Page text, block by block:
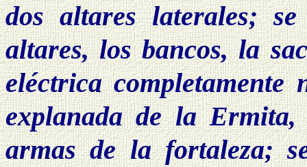
dos altares laterales;
altares, los bancos, la
eléctrica
explanada de la
armas de la fortaleza;